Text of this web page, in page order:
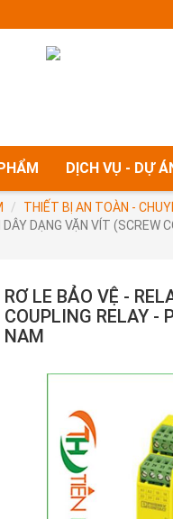
DỊCH VỤ - DỰ
THIẾT BỊ AN TOÀN -
DÂY DẠNG VẶN VÍT
RƠ LE BẢO VỆ -
COUPLING RELAY -
NAM